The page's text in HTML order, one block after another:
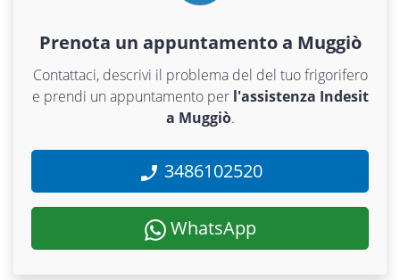
Prenota un appuntamento a Muggiò
Contattaci, descrivi il problema del del tuo frigorifero
e prendi un appuntamento per l'assistenza Indesit
a Muggiò.
3486102520
WhatsApp